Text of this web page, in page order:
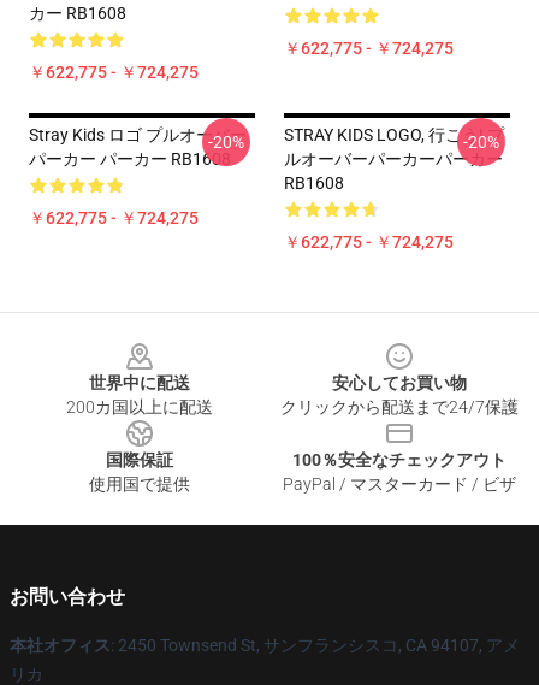
カー RB1608
￥622,775 - ￥724,275
￥622,775 - ￥724,275
Stray Kids ロゴ プルオーバー
パーカー パーカー RB1608
￥622,775 - ￥724,275
-20%
STRAY KIDS LOGO, 行こう! プ
ルオーバーパーカーパーカー
RB1608
￥622,775 - ￥724,275
-20%
世界中に配送
200カ国以上に配送
安心してお買い物
クリックから配送まで24/7保護
国際保証
使用国で提供
100％安全なチェックアウト
PayPal / マスターカード / ビザ
お問い合わせ
本社オフィス: 2450 Townsend St, サンフランシスコ, CA 94107, アメ
リカ